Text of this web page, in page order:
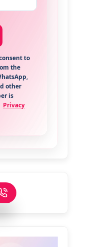
to
the
other
is
Privacy